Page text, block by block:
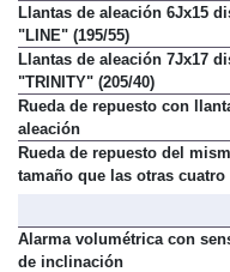
Llantas de aleación 6Jx15
"LINE" (195/55)
Llantas de aleación 7Jx17
"TRINITY" (205/40)
Rueda de repuesto con
aleación
Rueda de repuesto del
tamaño que las otras cuatro
Alarma volumétrica con
de inclinación